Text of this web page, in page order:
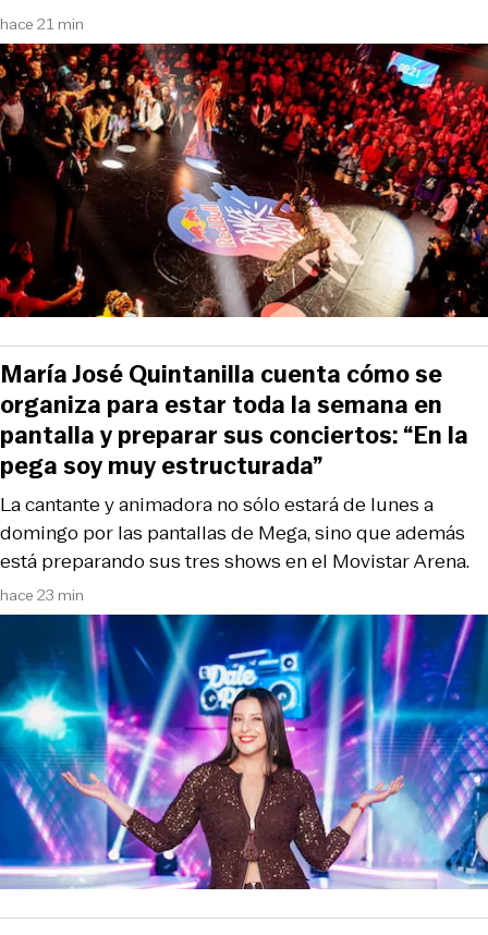
hace 21 min
hace 23 min
La cantante y animadora no sólo estará de lunes a
domingo por las pantallas de Mega, sino que además
está preparando sus tres shows en el Movistar Arena.
María José Quintanilla cuenta cómo se
organiza para estar toda la semana en
pantalla y preparar sus conciertos: “En la
pega soy muy estructurada”